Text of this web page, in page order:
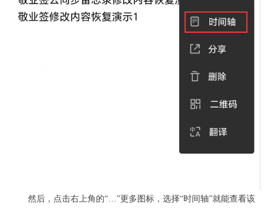
然后，点击右上角的“…”更多图标，选择“时间轴”就能查看该